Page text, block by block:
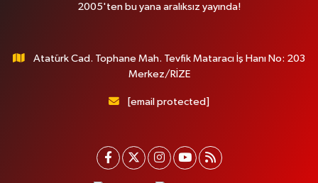
2005'ten bu yana aralıksız yayında!
Atatürk Cad. Tophane Mah. Tevfik Mataracı İş Hanı No: 203
Merkez/RİZE
[email protected]